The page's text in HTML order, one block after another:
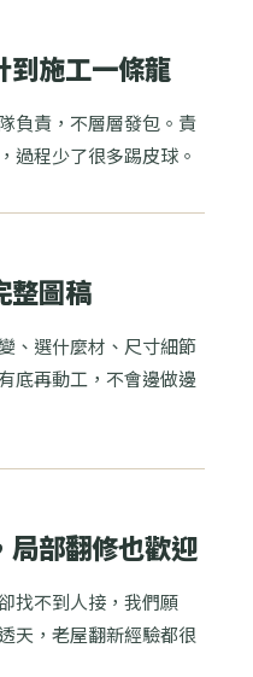
到施工一條龍
負責，不層層發包。責
過程少了很多踢皮球。
整圖稿
、選什麼材、尺寸細節
底再動工，不會邊做邊
局部翻修也歡迎
找不到人接，我們願
天，老屋翻新經驗都很